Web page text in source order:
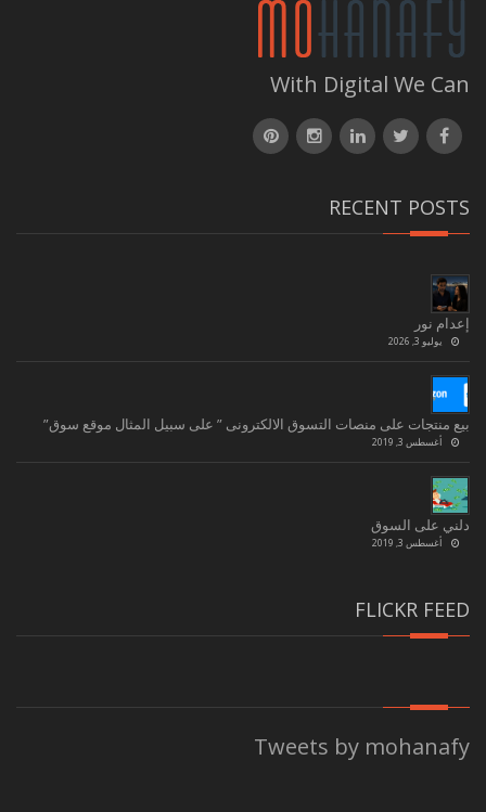
With Digital We Can
RECENT POSTS
إعدام نور
يوليو 3, 2026
بيع منتجات على منصات التسوق الالكترونى ” على سبيل المثال موقع سوق”
أغسطس 3, 2019
دلني على السوق
أغسطس 3, 2019
FLICKR FEED
Tweets by mohanafy